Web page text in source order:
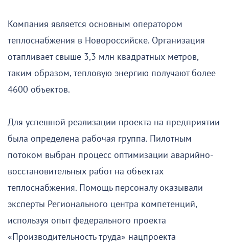
Компания является основным оператором
теплоснабжения в Новороссийске. Организация
отапливает свыше 3,3 млн квадратных метров,
таким образом, тепловую энергию получают более
4600 объектов.
Для успешной реализации проекта на предприятии
была определена рабочая группа. Пилотным
потоком выбран процесс оптимизации аварийно-
восстановительных работ на объектах
теплоснабжения. Помощь персоналу оказывали
эксперты Регионального центра компетенций,
используя опыт федерального проекта
«Производительность труда» нацпроекта